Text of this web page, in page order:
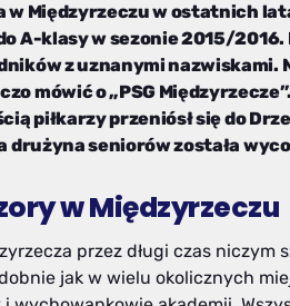
w Międzyrzeczu w ostatnich
A-klasy w sezonie 2015/
z uznanymi nazwiskami.
mówić o „PSG
piłkarzy przeniósł się do
drużyna seniorów została
w Międzyrzeczu
przez długi czas niczym
jak w wielu okolicznych